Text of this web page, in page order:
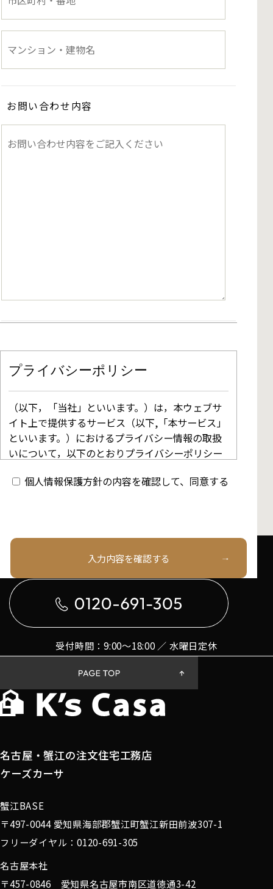
お問い合わせ内容
プライバシーポリシー
（以下，「当社」といいます。）は，本ウェブサ
イト上で提供するサービス（以下,「本サービス」
といいます。）におけるプライバシー情報の取扱
いについて，以下のとおりプライバシーポリシー
す。
プライバシー情報のうち「個人情報」とは，個人
情報保護法にいう「個人情報」を指すものとし，
生存する個人に関する情報であって，当該情報に
含まれる氏名，生年月日，住所，電話番号，連絡
先その他の記述等により特定の個人を識別できる
プライバシー情報のうち「履歴情報および特性情
をいい，ご利用いただいたサービスやご購入いた
だいた商品，ご覧になったページや広告の履歴，
ユーザーが検索された検索キーワード，ご利用日
ー情報，位置情報，端末の個体識別情報などを指
します。
第２条（プライバシー情報の収集方法）
当社は，ユーザーが利用登録をする際に氏名，生
年月日，住所，電話番号，メールアドレス，銀行
口座番号，クレジットカード番号，運転免許証番
個人情報保護方針の内容を確認して、同意する
入力内容を確認する
受付時間：9:00〜18:00 ／ 水曜日定休
名古屋・蟹江の注文住宅工務店
ケーズカーサ
蟹江BASE
〒497-0044 愛知県海部郡蟹江町蟹江新田前波307-1
フリーダイヤル：0120-691-305
名古屋本社
〒457-0846 愛知県名古屋市南区道徳通3-42